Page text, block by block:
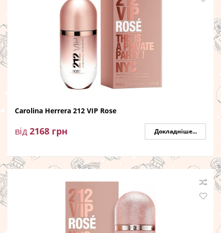
Carolina Herrera 212 VIP Rose
від 2168 грн Докладніше...